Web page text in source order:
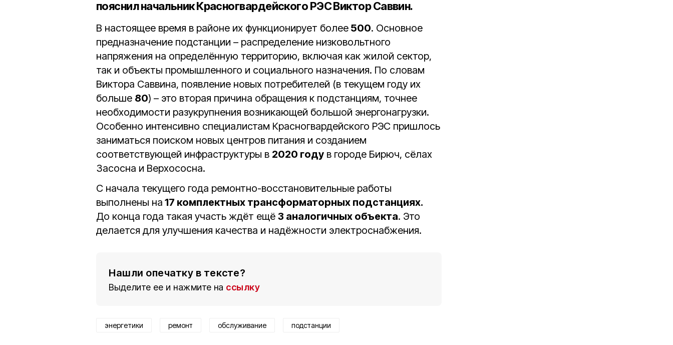
пояснилначальник Красногвардейского РЭС Виктор Саввин.
В настоящее время в районе их функционирует более 500. Основное
предназначение подстанции – распределение низковольтного
напряжения на определённую территорию, включая как жилой сектор,
так и объекты промышленного и социального назначения. По словам
Виктора Саввина, появление новых потребителей (в текущем году их
больше 80) – это вторая причина обращения к подстанциям, точнее
необходимости разукрупнения возникающей большой энергонагрузки.
Особенно интенсивно специалистам Красногвардейского РЭС пришлось
заниматься поиском новых центров питания и созданием
соответствующей инфраструктуры в 2020 году в городе Бирюч, сёлах
Засосна и Верхососна.
С начала текущего года ремонтно-восстановительные работы
выполнены на 17 комплектных трансформаторных подстанциях.
До конца года такая участь ждёт ещё 3 аналогичных объекта. Это
делается для улучшения качества и надёжности электроснабжения.
Нашли опечатку в тексте?
Выделите ее и нажмите на ссылку
энергетики ремонт обслуживание подстанции